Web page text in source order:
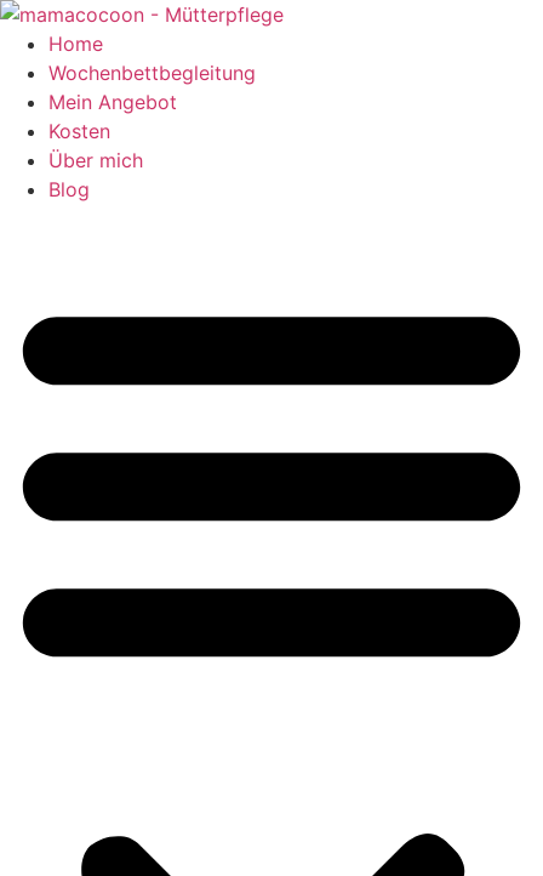
Zum
Inhalt
springen
Home
Wochenbettbegleitung
Mein Angebot
Kosten
Über mich
Blog